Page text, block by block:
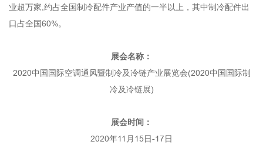
业超万家,约占全国制冷配件产业产值的一半以上，其中制冷配件出
口占全国60%。
展会名称：
2020中国国际空调通风暨制冷及冷链产业展览会(2020中国国际制
冷及冷链展)
展会时间：
2020年11月15日-17日